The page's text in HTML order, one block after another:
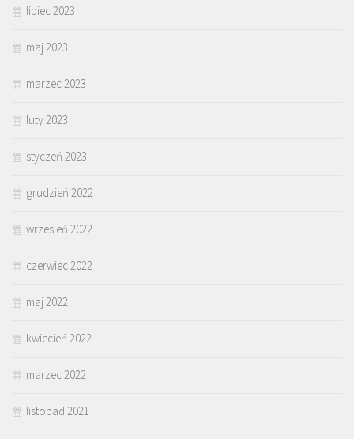
lipiec 2023
maj 2023
marzec 2023
luty 2023
styczeń 2023
grudzień 2022
wrzesień 2022
czerwiec 2022
maj 2022
kwiecień 2022
marzec 2022
listopad 2021